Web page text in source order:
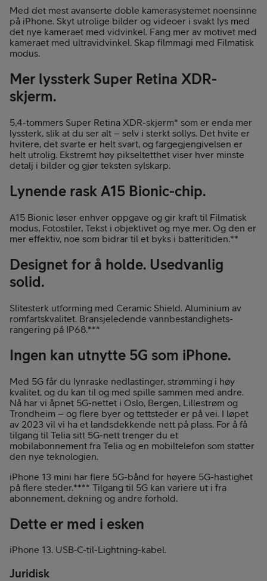
Med det mest avanserte doble kamerasystemet noensinne
på iPhone. Skyt utrolige bilder og videoer i svakt lys med
det nye kameraet med vidvinkel. Fang mer av motivet med
kameraet med ultravidvinkel. Skap filmmagi med Filmatisk
modus.
Mer lyssterk Super Retina XDR-
skjerm.
5,4-tommers Super Retina XDR-skjerm* som er enda mer
lyssterk, slik at du ser alt – selv i sterkt sollys. Det hvite er
hvitere, det svarte er helt svart, og fargegjengivelsen er
helt utrolig. Ekstremt høy pikseltetthet viser hver minste
detalj i bilder og gjør teksten sylskarp.
Lynende rask A15 Bionic-chip.
A15 Bionic løser enhver oppgave og gir kraft til Filmatisk
modus, Fotostiler, Tekst i objektivet og mye mer. Og den er
mer effektiv, noe som bidrar til et byks i batteritiden.**
Designet for å holde. Usedvanlig
solid.
Slitesterk utforming med Ceramic Shield. Aluminium av
romfartskvalitet. Bransjeledende vannbestandighets­
rangering på IP68.***
Ingen kan utnytte 5G som iPhone.
Med 5G får du lynraske nedlastinger, strømming i høy
kvalitet, og du kan til og med spille sammen med andre.
Nå har vi åpnet 5G-nettet i Oslo, Bergen, Lillestrøm og
Trondheim – og flere byer og tettsteder er på vei. I løpet
av 2023 vil vi ha et landsdekkende nett på plass. For å få
tilgang til Telia sitt 5G-nett trenger du et
mobilabonnement fra Telia og en mobiltelefon som støtter
den nye teknologien.
iPhone 13 mini har flere 5G-bånd for høyere 5G-hastighet
på flere steder.**** Tilgang til 5G kan variere ut i fra
abonnement, dekning og andre forhold.
Dette er med i esken
iPhone 13. USB‑C-til-Lightning-kabel.
Juridisk